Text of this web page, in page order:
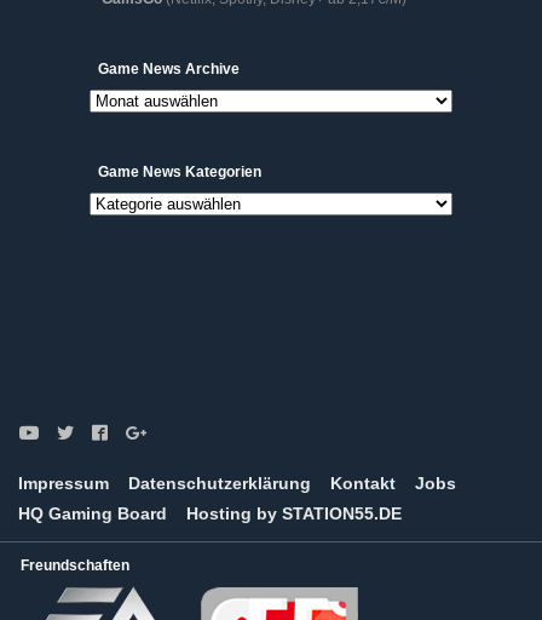
Game News ArchiveGame
News
Archive
Game News Kategorien
Game
Impressum Datenschutzerklärung Kontakt
Jobs
HQ Gaming Board
Hosting by STATION55.DE
Freundschaften